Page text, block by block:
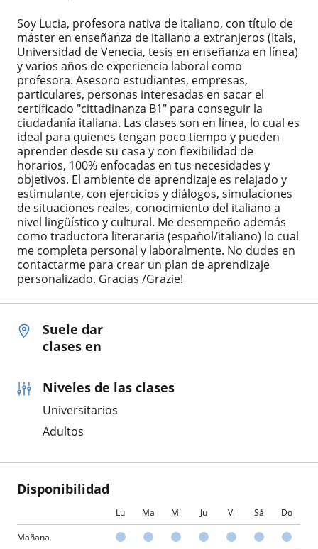
Suele dar
clases en
Niveles de las clases
Universitarios
Adultos
Disponibilidad
Lu Ma Mi Ju Vi Sá Do
Mañana
Soy Lucia, profesora nativa de italiano, con título de
máster en enseñanza de italiano a extranjeros (Itals,
Universidad de Venecia, tesis en enseñanza en línea)
y varios años de experiencia laboral como
profesora. Asesoro estudiantes, empresas,
particulares, personas interesadas en sacar el
certificado "cittadinanza B1" para conseguir la
ciudadanía italiana. Las clases son en línea, lo cual es
ideal para quienes tengan poco tiempo y pueden
aprender desde su casa y con flexibilidad de
horarios, 100% enfocadas en tus necesidades y
objetivos. El ambiente de aprendizaje es relajado y
estimulante, con ejercicios y diálogos, simulaciones
de situaciones reales, conocimiento del italiano a
nivel lingüístico y cultural. Me desempeño además
como traductora literararia (español/italiano) lo cual
me completa personal y laboralmente. No dudes en
contactarme para crear un plan de aprendizaje
personalizado. Gracias /Grazie!